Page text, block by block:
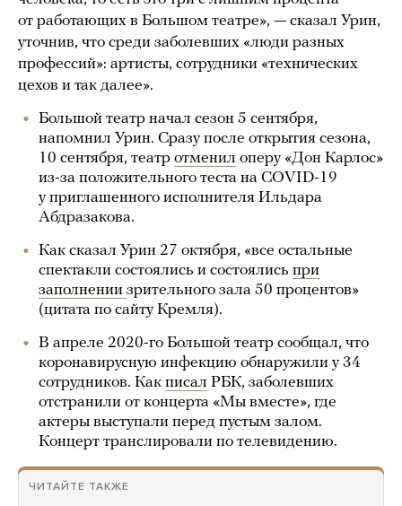
от работающих в Большом театре», — сказал Урин,
уточнив, что среди заболевших «люди разных
профессий»: артисты, сотрудники «технических
цехов и так далее».
Большой театр начал сезон 5 сентября,
напомнил Урин. Сразу после открытия сезона,
10 сентября, театр отменил оперу «Дон Карлос»
из-за положительного теста на COVID-19
у приглашенного исполнителя Ильдара
Абдразакова.
Как сказал Урин 27 октября, «все остальные
спектакли состоялись и состоялись при
заполнении зрительного зала 50 процентов»
(цитата по сайту Кремля).
В апреле 2020-го Большой театр сообщал, что
коронавирусную инфекцию обнаружили у 34
сотрудников. Как писал РБК, заболевших
отстранили от концерта «Мы вместе», где
актеры выступали перед пустым залом.
Концерт транслировали по телевидению.
ЧИТАЙТЕ ТАКЖЕ